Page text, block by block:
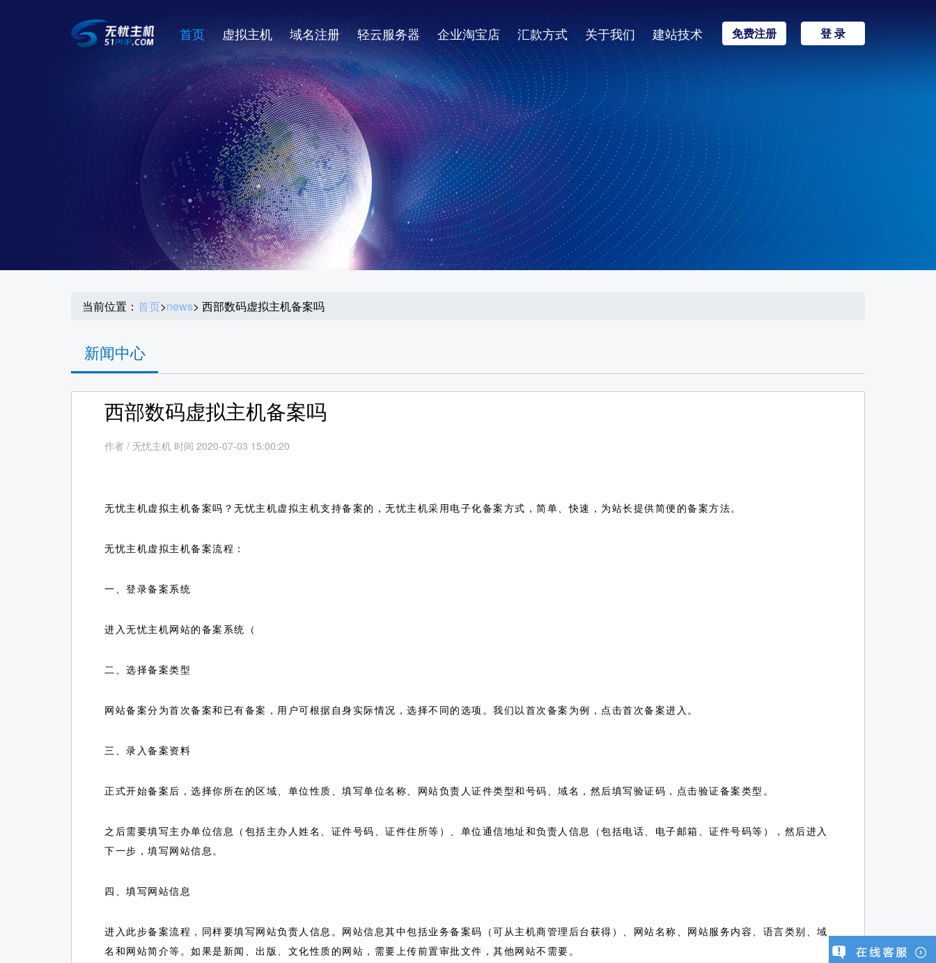
首页 虚拟主机 域名注册 轻云服务器 企业淘宝店 汇款方式 关于我们 建站技术 免费注册 登 录
当前位置： 首页>news> 西部数码虚拟主机备案吗
新闻中心
西部数码虚拟主机备案吗
作者 / 无忧主机 时间 2020-07-03 15:00:20
无忧主机虚拟主机备案吗？无忧主机虚拟主机支持备案的，无忧主机采用电子化备案方式，简单、快速，为站长提供简便的备案方法。
无忧主机虚拟主机备案流程：
一、登录备案系统
进入无忧主机网站的备案系统（
二、选择备案类型
网站备案分为首次备案和已有备案，用户可根据自身实际情况，选择不同的选项。我们以首次备案为例，点击首次备案进入。
三、录入备案资料
正式开始备案后，选择你所在的区域、单位性质、填写单位名称、网站负责人证件类型和号码、域名，然后填写验证码，点击验证备案类型。
之后需要填写主办单位信息（包括主办人姓名、证件号码、证件住所等）、单位通信地址和负责人信息（包括电话、电子邮箱、证件号码等），然后进入
下一步，填写网站信息。
四、填写网站信息
进入此步备案流程，同样要填写网站负责人信息。网站信息其中包括业务备案码（可从主机商管理后台获得）、网站名称、网站服务内容、语言类别、域
名和网站简介等。如果是新闻、出版、文化性质的网站，需要上传前置审批文件，其他网站不需要。